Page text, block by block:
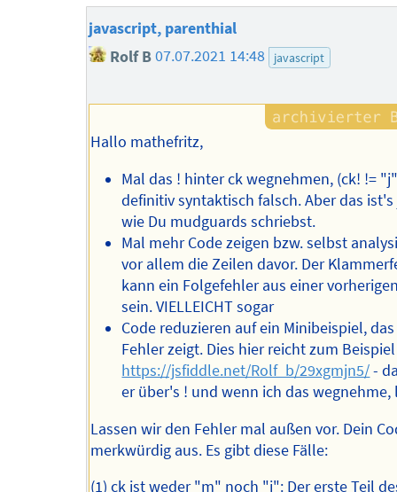
javascript, parenthial
Rolf B 07.07.2021 14:48 javascript
Hallo mathefritz,
Mal das ! hinter ck wegnehmen, (ck! !=
definitiv syntaktisch falsch. Aber das
wie Du mudguards schriebst.
Mal mehr Code zeigen bzw. selbst
vor allem die Zeilen davor. Der
kann ein Folgefehler aus einer
sein. VIELLEICHT sogar
Code reduzieren auf ein Minibeispiel,
Fehler zeigt. Dies hier reicht zum
https://jsfiddle.net/Rolf_b/29xgmjn5/-
er über's ! und wenn ich das wegnehme,
Lassen wir den Fehler mal außen vor. Dein
merkwürdig aus. Es gibt diese Fälle:
(1) ck ist weder "m" noch "j": Der erste Teil